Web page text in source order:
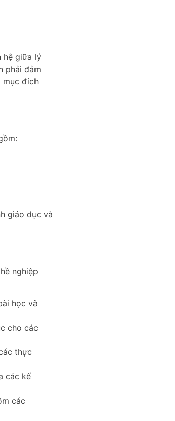
hệ giữa lý
phải đảm
mục đích
giáo dục và
nghiệp
học và
cho các
thực
các kế
các